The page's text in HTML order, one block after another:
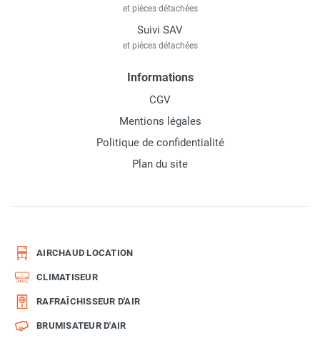
et pièces détachées
Suivi SAV
et pièces détachées
Informations
CGV
Mentions légales
Politique de confidentialité
Plan du site
AIRCHAUD LOCATION
CLIMATISEUR
RAFRAÎCHISSEUR D'AIR
BRUMISATEUR D'AIR